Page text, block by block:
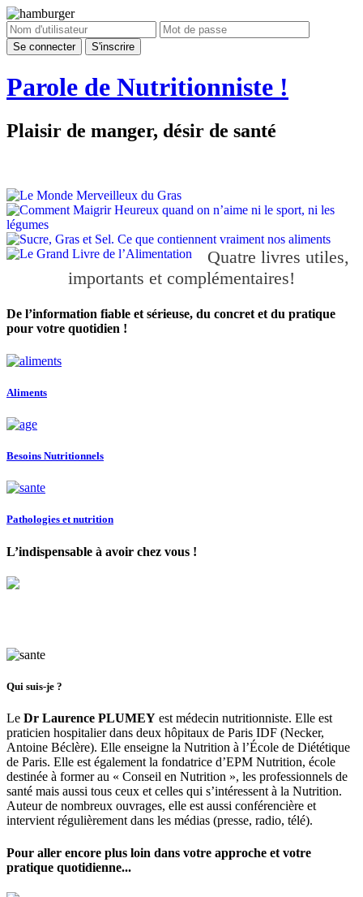
Parole de Nutritionniste !
Plaisir de manger, désir de santé
Quatre livres utiles,
importants et complémentaires!
De l’information fiable et sérieuse, du concret et du pratique
pour votre quotidien !
Aliments
Besoins Nutritionnels
Pathologies et nutrition
L’indispensable à avoir chez vous !
Qui suis-je ?
Le Dr Laurence PLUMEY est médecin nutritionniste. Elle est
praticien hospitalier dans deux hôpitaux de Paris IDF (Necker,
Antoine Béclère). Elle enseigne la Nutrition à l’École de Diététique
de Paris. Elle est également la fondatrice d’EPM Nutrition, école
destinée à former au « Conseil en Nutrition », les professionnels de
santé mais aussi tous ceux et celles qui s’intéressent à la Nutrition.
Auteur de nombreux ouvrages, elle est aussi conférencière et
intervient régulièrement dans les médias (presse, radio, télé).
Pour aller encore plus loin dans votre approche et votre
pratique quotidienne...